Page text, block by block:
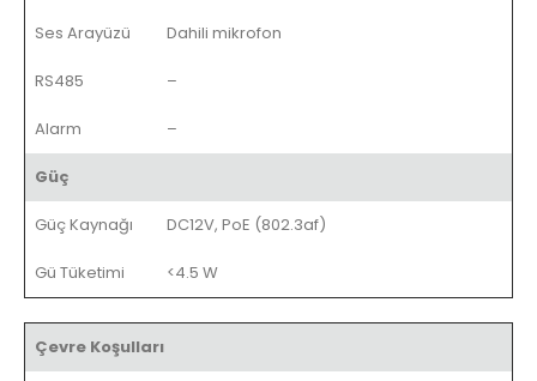
Ses Arayüzü Dahili mikrofon
RS485 –
Alarm –
Güç
Güç Kaynağı DC12V, PoE (802.3af)
Gü Tüketimi <4.5 W
Çevre Koşulları